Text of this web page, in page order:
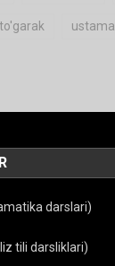
to'garak ustama
darslari)
tili darsliklari)